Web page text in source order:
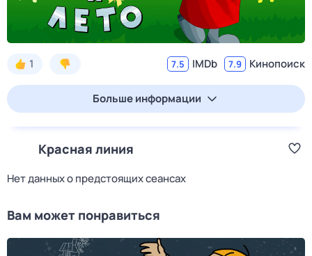
1 7.5 IMDb 7.9 Кинопоиск
Больше информации
Красная линия
Нет данных о предстоящих сеансах
Вам может понравиться